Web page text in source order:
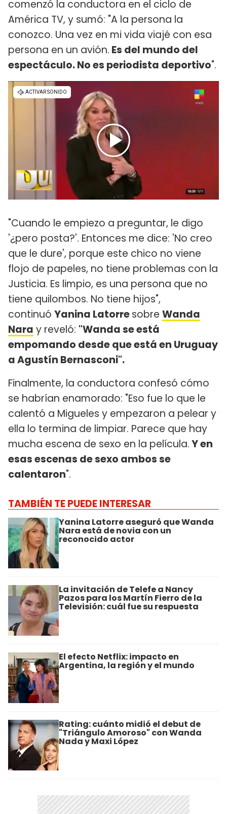
comenzó la conductora en el ciclo de
América TV, y sumó: "A la persona la
conozco. Una vez en mi vida viajé con esa
persona en un avión. Es del mundo del
espectáculo. No es periodista deportivo".
"Cuando le empiezo a preguntar, le digo
'¿pero posta?'. Entonces me dice: 'No creo
que le dure', porque este chico no viene
flojo de papeles, no tiene problemas con la
Justicia. Es limpio, es una persona que no
tiene quilombos. No tiene hijos",
continuó Yanina Latorresobre Wanda
Nara y reveló: "Wanda se está
empomando desde que está en Uruguay
a Agustín Bernasconi".
Finalmente, la conductora confesó cómo
se habrían enamorado: "Eso fue lo que le
calentó a Migueles y empezaron a pelear y
ella lo termina de limpiar. Parece que hay
mucha escena de sexo en la película.Y en
esas escenas de sexo ambos se
calentaron".
TAMBIÉN TE PUEDE INTERESAR
Yanina Latorre aseguró que Wanda
Nara está de novia con un
reconocido actor
La invitación de Telefe a Nancy
Pazos para los Martín Fierro de la
Televisión: cuál fue su respuesta
El efecto Netflix: impacto en
Argentina, la región y el mundo
Rating: cuánto midió el debut de
"Triángulo Amoroso" con Wanda
Nada y Maxi López